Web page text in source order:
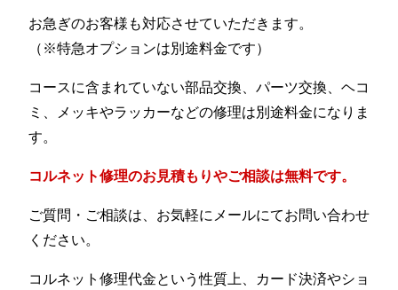
お急ぎのお客様も対応させていただきます。
（※特急オプションは別途料金です）
コースに含まれていない部品交換、パーツ交換、ヘコ
ミ、メッキやラッカーなどの修理は別途料金になりま
す。
コルネット修理のお見積もりやご相談は無料です。
ご質問・ご相談は、お気軽にメールにてお問い合わせ
ください。
コルネット修理代金という性質上、カード決済やショ